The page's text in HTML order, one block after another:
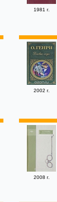
1981 г.
2002 г.
2008 г.